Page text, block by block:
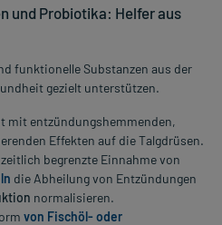
und Probiotika: Helfer aus
funktionelle Substanzen aus der
gezielt unterstützen.
mit entzündungshemmenden,
Effekten auf die Talgdrüsen.
begrenzte Einnahme von
die Abheilung von Entzündungen
normalisieren.
von Fischöl- oder